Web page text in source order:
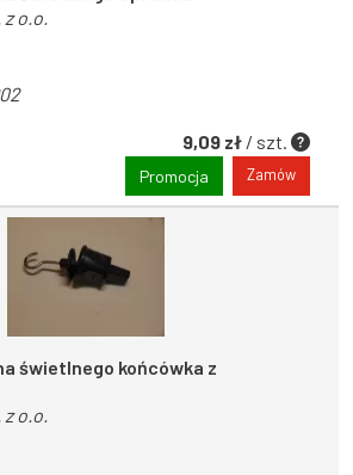
o.o.
9,09 zł / szt.
Promocja Zamów
świetlnego końcówka z
o.o.